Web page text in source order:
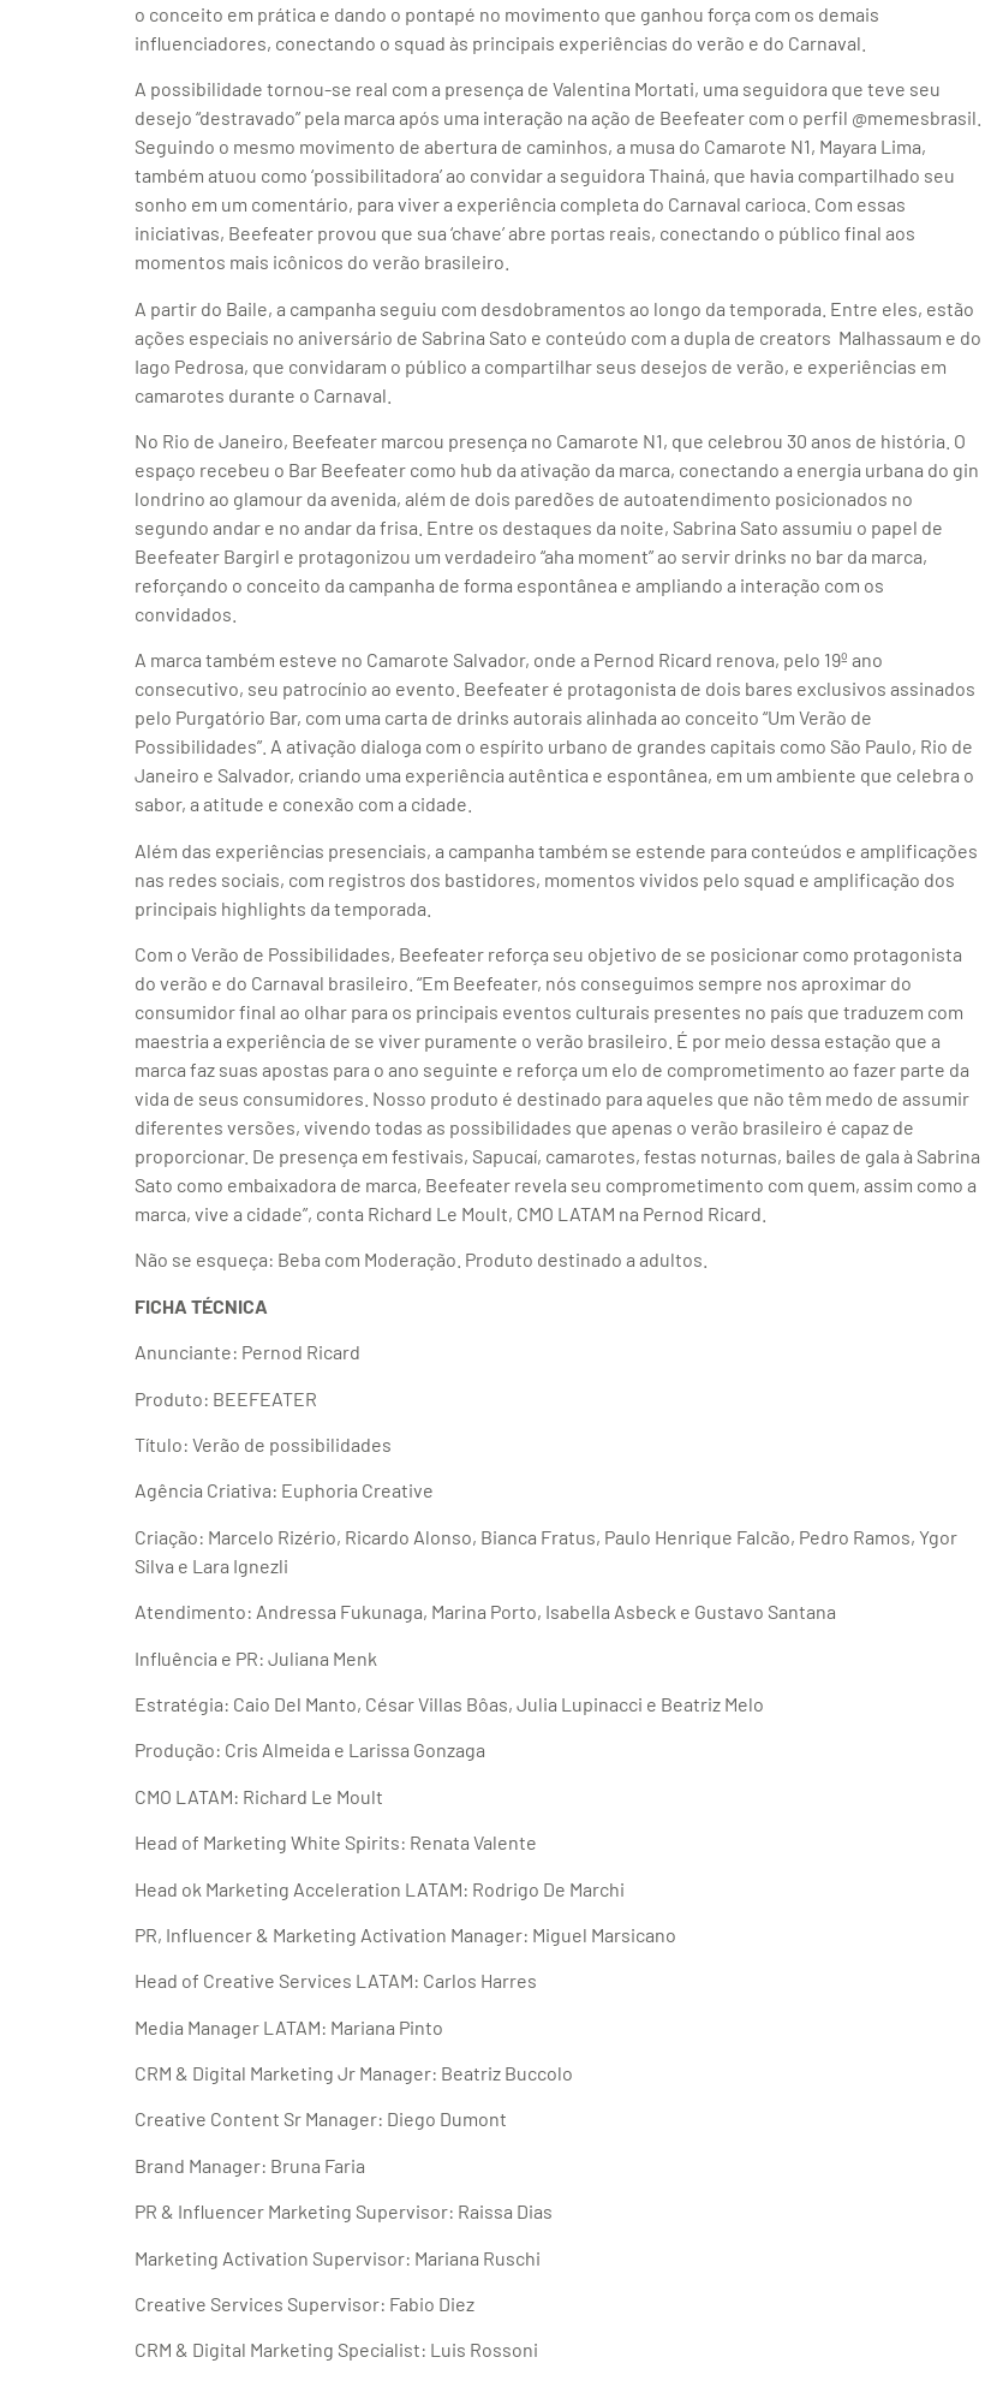
o conceito em prática e dando o pontapé no movimento que ganhou força com os demais
influenciadores, conectando o squad às principais experiências do verão e do Carnaval.
A possibilidade tornou-se real com a presença de Valentina Mortati, uma seguidora que teve seu
desejo “destravado” pela marca após uma interação na ação de Beefeater com o perfil @memesbrasil.
Seguindo o mesmo movimento de abertura de caminhos, a musa do Camarote N1, Mayara Lima,
também atuou como ‘possibilitadora’ ao convidar a seguidora Thainá, que havia compartilhado seu
sonho em um comentário, para viver a experiência completa do Carnaval carioca. Com essas
iniciativas, Beefeater provou que sua ‘chave’ abre portas reais, conectando o público final aos
momentos mais icônicos do verão brasileiro.
A partir do Baile, a campanha seguiu com desdobramentos ao longo da temporada. Entre eles, estão
ações especiais no aniversário de Sabrina Sato e conteúdo com a dupla de creators Malhassaum e do
Iago Pedrosa, que convidaram o público a compartilhar seus desejos de verão, e experiências em
camarotes durante o Carnaval.
No Rio de Janeiro, Beefeater marcou presença no Camarote N1, que celebrou 30 anos de história. O
espaço recebeu o Bar Beefeater como hub da ativação da marca, conectando a energia urbana do gin
londrino ao glamour da avenida, além de dois paredões de autoatendimento posicionados no
segundo andar e no andar da frisa. Entre os destaques da noite, Sabrina Sato assumiu o papel de
Beefeater Bargirl e protagonizou um verdadeiro “aha moment” ao servir drinks no bar da marca,
reforçando o conceito da campanha de forma espontânea e ampliando a interação com os
convidados.
A marca também esteve no Camarote Salvador, onde a Pernod Ricard renova, pelo 19º ano
consecutivo, seu patrocínio ao evento. Beefeater é protagonista de dois bares exclusivos assinados
pelo Purgatório Bar, com uma carta de drinks autorais alinhada ao conceito “Um Verão de
Possibilidades”. A ativação dialoga com o espírito urbano de grandes capitais como São Paulo, Rio de
Janeiro e Salvador, criando uma experiência autêntica e espontânea, em um ambiente que celebra o
sabor, a atitude e conexão com a cidade.
Além das experiências presenciais, a campanha também se estende para conteúdos e amplificações
nas redes sociais, com registros dos bastidores, momentos vividos pelo squad e amplificação dos
principais highlights da temporada.
Com o Verão de Possibilidades, Beefeater reforça seu objetivo de se posicionar como protagonista
do verão e do Carnaval brasileiro. “Em Beefeater, nós conseguimos sempre nos aproximar do
consumidor final ao olhar para os principais eventos culturais presentes no país que traduzem com
maestria a experiência de se viver puramente o verão brasileiro. É por meio dessa estação que a
marca faz suas apostas para o ano seguinte e reforça um elo de comprometimento ao fazer parte da
vida de seus consumidores. Nosso produto é destinado para aqueles que não têm medo de assumir
diferentes versões, vivendo todas as possibilidades que apenas o verão brasileiro é capaz de
proporcionar. De presença em festivais, Sapucaí, camarotes, festas noturnas, bailes de gala à Sabrina
Sato como embaixadora de marca, Beefeater revela seu comprometimento com quem, assim como a
marca, vive a cidade”, conta Richard Le Moult, CMO LATAM na Pernod Ricard.
Não se esqueça: Beba com Moderação. Produto destinado a adultos.
FICHA TÉCNICA
Anunciante: Pernod Ricard
Produto: BEEFEATER
Título: Verão de possibilidades
Agência Criativa: Euphoria Creative
Criação: Marcelo Rizério, Ricardo Alonso, Bianca Fratus, Paulo Henrique Falcão, Pedro Ramos, Ygor
Silva e Lara Ignezli
Atendimento: Andressa Fukunaga, Marina Porto, Isabella Asbeck e Gustavo Santana
Influência e PR: Juliana Menk
Estratégia: Caio Del Manto, César Villas Bôas, Julia Lupinacci e Beatriz Melo
Produção: Cris Almeida e Larissa Gonzaga
CMO LATAM: Richard Le Moult
Head of Marketing White Spirits: Renata Valente
Head ok Marketing Acceleration LATAM: Rodrigo De Marchi
PR, Influencer & Marketing Activation Manager: Miguel Marsicano
Head of Creative Services LATAM: Carlos Harres
Media Manager LATAM: Mariana Pinto
CRM & Digital Marketing Jr Manager: Beatriz Buccolo
Creative Content Sr Manager: Diego Dumont
Brand Manager: Bruna Faria
PR & Influencer Marketing Supervisor: Raissa Dias
Marketing Activation Supervisor: Mariana Ruschi
Creative Services Supervisor: Fabio Diez
CRM & Digital Marketing Specialist: Luis Rossoni